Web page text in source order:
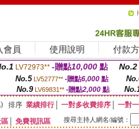
會員 使用說明 付款
LV72973** -贈點10,000 點 No.2
No.5 LV52777** -贈點6,000點
No.9 LV69831** -贈點2,000點
排序 業績排行│ 一對多收費排序
一對
免費視訊區 搜尋主持人網名/編號：